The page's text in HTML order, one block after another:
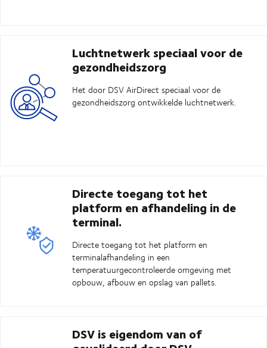
Luchtnetwerk speciaal voor de
gezondheidszorg
Het door DSV AirDirect speciaal voor de
gezondheidszorg ontwikkelde luchtnetwerk.
Directe toegang tot het
platform en afhandeling in de
terminal.
Directe toegang tot het platform en
terminalafhandeling in een
temperatuurgecontroleerde omgeving met
opbouw, afbouw en opslag van pallets.
DSV is eigendom van of